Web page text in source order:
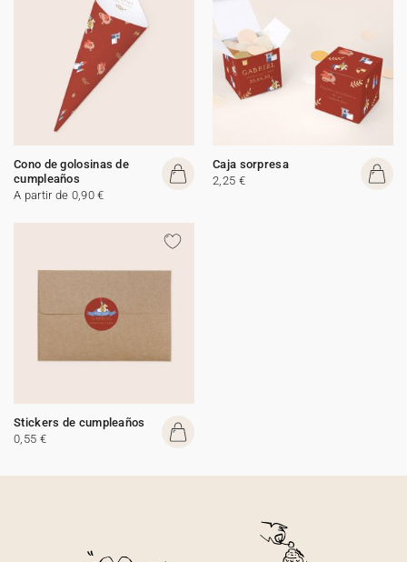
Cono de golosinas de
cumpleaños
A partir de 0,90 €
Caja sorpresa
2,25 €
Stickers de cumpleaños
0,55 €